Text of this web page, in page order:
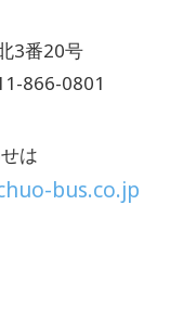
3番20号
866-0801
は
bus.co.jp